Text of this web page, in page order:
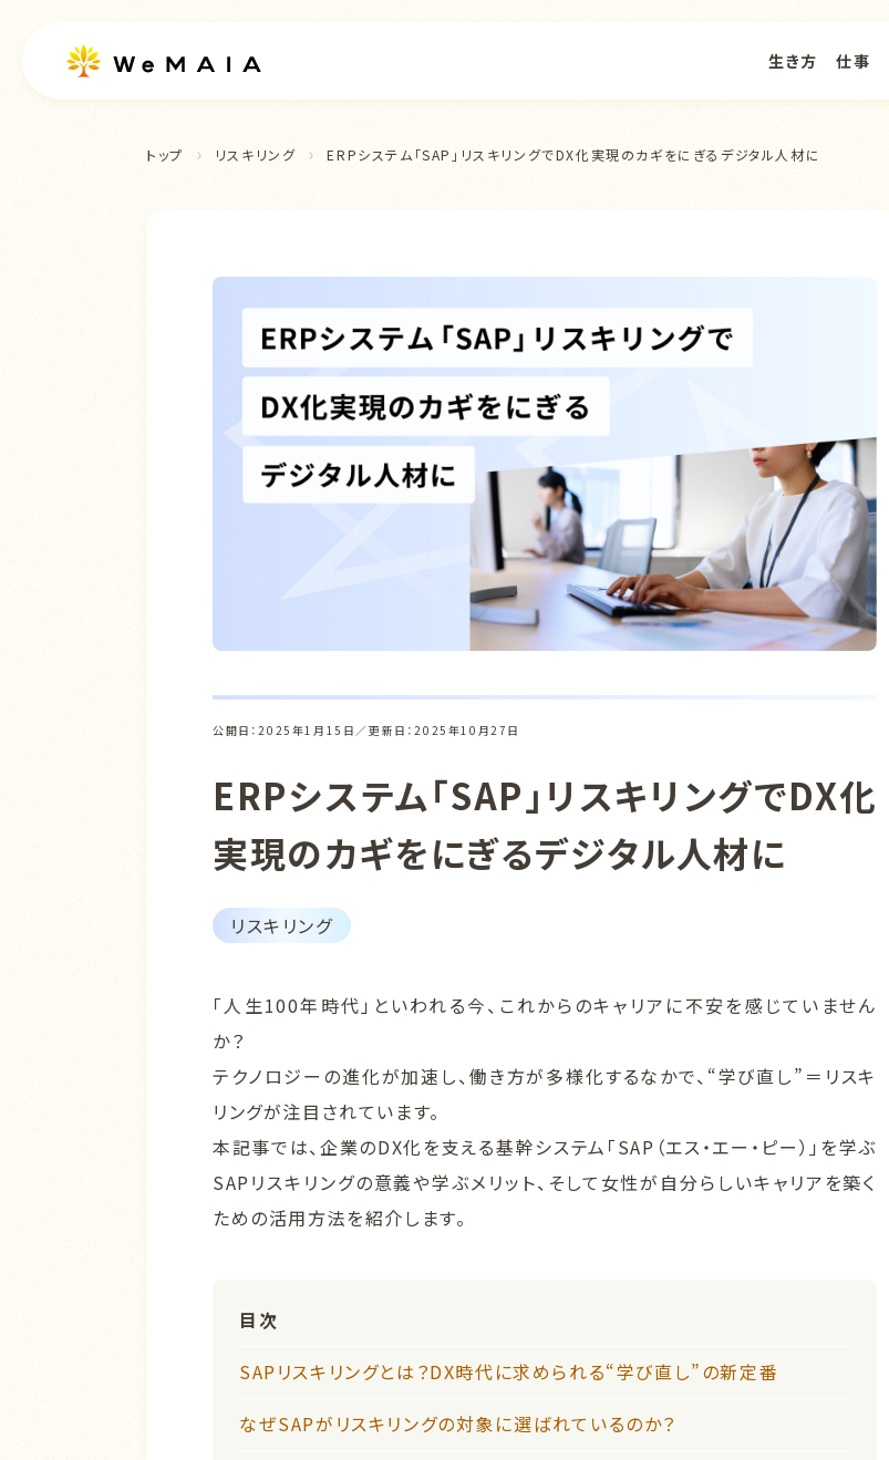
生き方 仕事
トップ リスキリング ERPシステム「SAP」リスキリングでDX化実現のカギをにぎるデジタル人材に
公開日：2025年1月15日 更新日：2025年10月27日
ERPシステム「SAP」リスキリングでDX化
実現のカギをにぎるデジタル人材に
リスキリング
「人生100年時代」といわれる今、これからのキャリアに不安を感じていません
か？
テクノロジーの進化が加速し、働き方が多様化するなかで、“学び直し”＝リスキ
リングが注目されています。
本記事では、企業のDX化を支える基幹システム「SAP（エス・エー・ピー）」を学ぶ
SAPリスキリングの意義や学ぶメリット、そして女性が自分らしいキャリアを築く
ための活用方法を紹介します。
目次
SAPリスキリングとは？DX時代に求められる“学び直し”の新定番
なぜSAPがリスキリングの対象に選ばれているのか？